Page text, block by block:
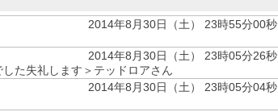
2014年8月30日（土） 23時55分00秒
2014年8月30日（土） 23時05分26秒
た失礼します＞テッドロアさん
2014年8月30日（土） 23時05分04秒